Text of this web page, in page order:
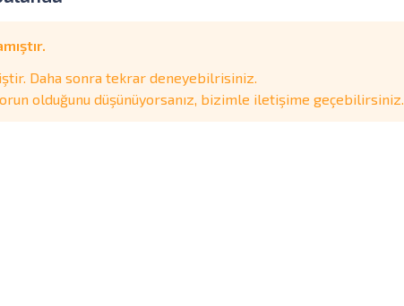
Daha sonra tekrar deneyebilrisiniz.
olduğunu düşünüyorsanız, bizimle iletişime geçebilirsiniz.